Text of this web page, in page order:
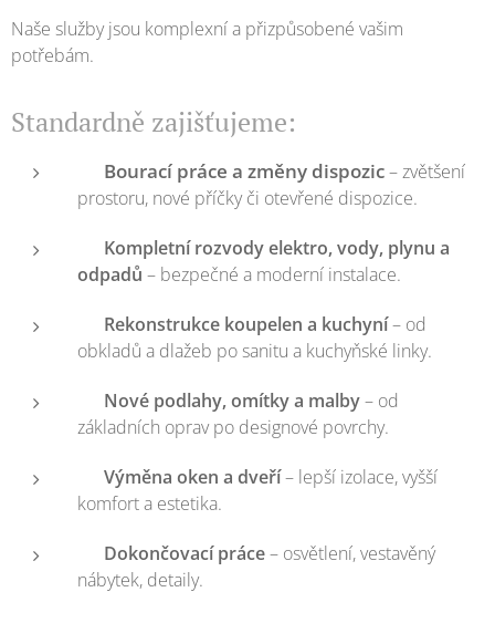
Naše služby jsou komplexní a přizpůsobené vašim
potřebám.
Standardně zajišťujeme:
Bourací práce a změny dispozic– zvětšení
prostoru, nové příčky či otevřené dispozice.
Kompletní rozvody elektro, vody, plynu a
odpadů – bezpečné a moderní instalace.
Rekonstrukce koupelen a kuchyní– od
obkladů a dlažeb po sanitu a kuchyňské linky.
Nové podlahy, omítky a malby– od
základních oprav po designové povrchy.
Výměna oken a dveří– lepší izolace, vyšší
komfort a estetika.
Dokončovací práce– osvětlení, vestavěný
nábytek, detaily.